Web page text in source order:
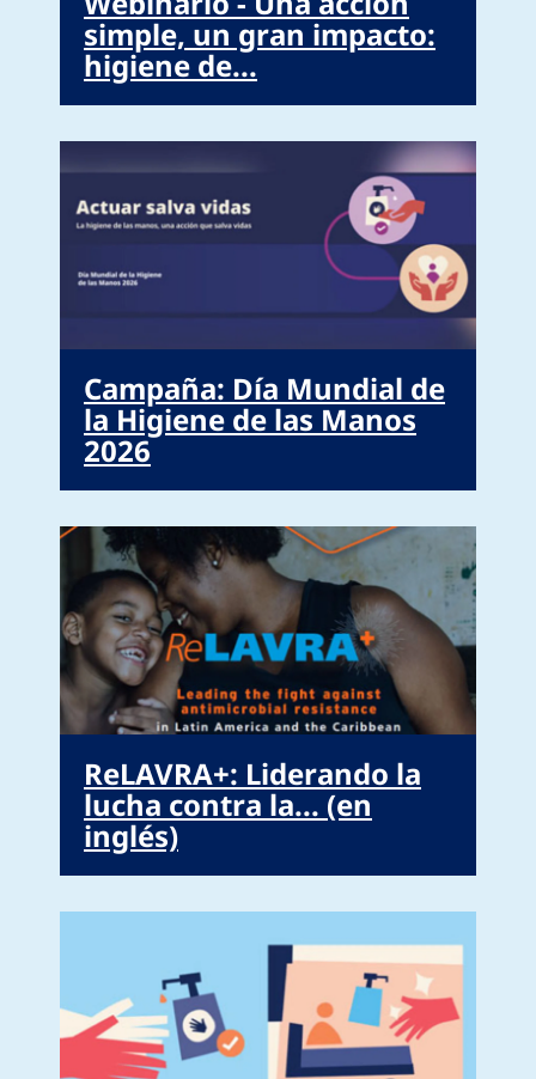
simple, un gran impacto:
higiene de...
Campaña: Día Mundial de
la Higiene de las Manos
2026
ReLAVRA+: Liderando la
lucha contra la... (en
inglés)